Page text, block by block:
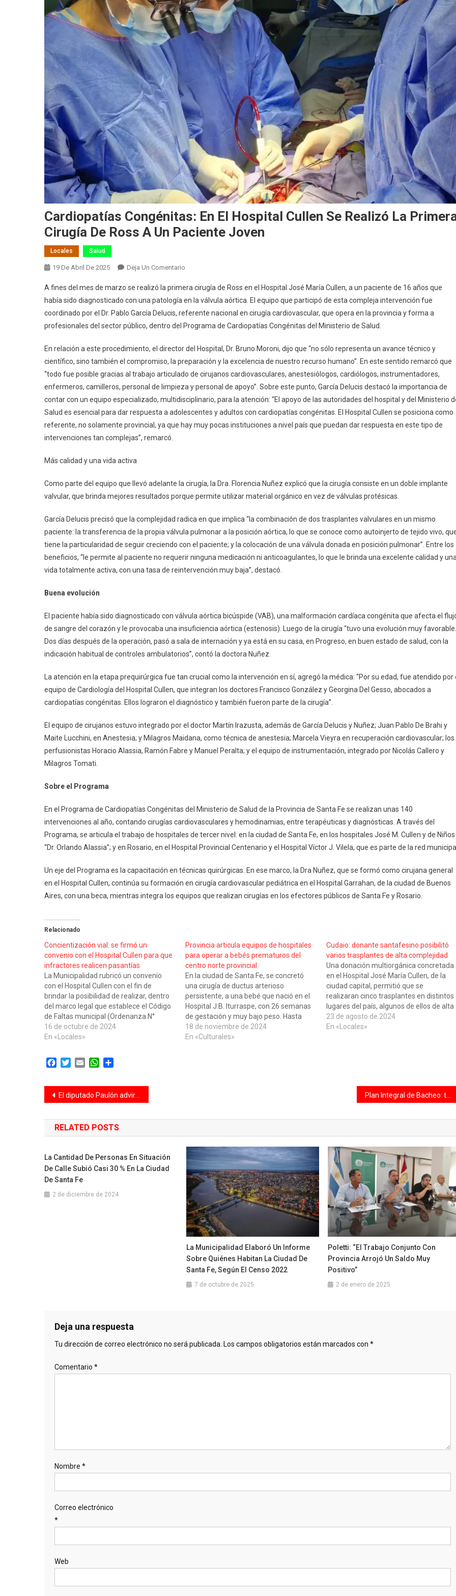
Cardiopatías Congénitas: En El Hospital Cullen Se Realizó La
Cirugía De Ross A Un Paciente Joven
Locales Salud
19 De Abril De 2025 Deja Un Comentario
Congénitas:
En
El
Hospital
Se
Realizó
La
Primera
Cirugía
A
A fines del mes de marzo se realizó la primera cirugía de Ross en el Hospital José María Cullen, a un paciente de 16 años que
había sido diagnosticado con una patología en la válvula aórtica. El equipo que participó de esta compleja intervención fue
coordinado por el Dr. Pablo García Delucis, referente nacional en cirugía cardiovascular, que opera en la provincia y forma a
profesionales del sector público, dentro del Programa de Cardiopatías Congénitas del Ministerio de Salud.
En relación a este procedimiento, el director del Hospital, Dr. Bruno Moroni, dijo que “no sólo representa un avance técnico y
científico, sino también el compromiso, la preparación y la excelencia de nuestro recurso humano”. En este sentido remarcó que
“todo fue posible gracias al trabajo articulado de cirujanos cardiovasculares, anestesiólogos, cardiólogos, instrumentadores,
enfermeros, camilleros, personal de limpieza y personal de apoyo”. Sobre este punto, García Delucis destacó la importancia de
contar con un equipo especializado, multidisciplinario, para la atención: “El apoyo de las autoridades del hospital y del Ministerio
Salud es esencial para dar respuesta a adolescentes y adultos con cardiopatías congénitas. El Hospital Cullen se posiciona como
referente, no solamente provincial, ya que hay muy pocas instituciones a nivel país que puedan dar respuesta en este tipo de
intervenciones tan complejas”, remarcó.
Más calidad y una vida activa
Como parte del equipo que llevó adelante la cirugía, la Dra. Florencia Nuñez explicó que la cirugía consiste en un doble implante
valvular, que brinda mejores resultados porque permite utilizar material orgánico en vez de válvulas protésicas.
García Delucis precisó que la complejidad radica en que implica “la combinación de dos trasplantes valvulares en un mismo
paciente: la transferencia de la propia válvula pulmonar a la posición aórtica, lo que se conoce como autoinjerto de tejido vivo,
tiene la particularidad de seguir creciendo con el paciente; y la colocación de una válvula donada en posición pulmonar”. Entre los
beneficios, “le permite al paciente no requerir ninguna medicación ni anticoagulantes, lo que le brinda una excelente calidad y
vida totalmente activa, con una tasa de reintervención muy baja”, destacó.
Buena evolución
El paciente había sido diagnosticado con válvula aórtica bicúspide (VAB), una malformación cardíaca congénita que afecta el
de sangre del corazón y le provocaba una insuficiencia aórtica (estenosis). Luego de la cirugía “tuvo una evolución muy favorable.
Dos días después de la operación, pasó a sala de internación y ya está en su casa, en Progreso, en buen estado de salud, con la
indicación habitual de controles ambulatorios”, contó la doctora Nuñez.
La atención en la etapa prequirúrgica fue tan crucial como la intervención en sí, agregó la médica: “Por su edad, fue atendido por
equipo de Cardiología del Hospital Cullen, que integran los doctores Francisco González y Georgina Del Gesso, abocados a
cardiopatías congénitas. Ellos lograron el diagnóstico y también fueron parte de la cirugía”.
El equipo de cirujanos estuvo integrado por el doctor Martín Irazusta, además de García Delucis y Nuñez; Juan Pablo De Brahi y
Maite Lucchini, en Anestesia; y Milagros Maidana, como técnica de anestesia; Marcela Vieyra en recuperación cardiovascular; los
perfusionistas Horacio Alassia, Ramón Fabre y Manuel Peralta; y el equipo de instrumentación, integrado por Nicolás Callero y
Milagros Tomati.
Sobre el Programa
En el Programa de Cardiopatías Congénitas del Ministerio de Salud de la Provincia de Santa Fe se realizan unas 140
intervenciones al año, contando cirugías cardiovasculares y hemodinamias, entre terapéuticas y diagnósticas. A través del
Programa, se articula el trabajo de hospitales de tercer nivel: en la ciudad de Santa Fe, en los hospitales José M. Cullen y de Niños
“Dr. Orlando Alassia”; y en Rosario, en el Hospital Provincial Centenario y el Hospital Víctor J. Vilela, que es parte de la red
Un eje del Programa es la capacitación en técnicas quirúrgicas. En ese marco, la Dra Nuñez, que se formó como cirujana general
en el Hospital Cullen, continúa su formación en cirugía cardiovascular pediátrica en el Hospital Garrahan, de la ciudad de Buenos
Aires, con una beca, mientras integra los equipos que realizan cirugías en los efectores públicos de Santa Fe y Rosario.
Relacionado
Concientización vial: se firmó un
convenio con el Hospital Cullen para que
infractores realicen pasantías
La Municipalidad rubricó un convenio
con el Hospital Cullen con el fin de
brindar la posibilidad de realizar, dentro
del marco legal que establece el Código
de Faltas municipal (Ordenanza N°
7881), pasantías y trabajos comunitarios
impuestos por los jueces de Faltas, con
consideradas graves. Es…
16 de octubre de 2024
En «Locales»
Provincia articula equipos de hospitales
para operar a bebés prematuros del
centro norte provincial
En la ciudad de Santa Fe, se concretó
una cirugía de ductus arterioso
persistente, a una bebé que nació en el
Hospital J.B. Iturraspe, con 26 semanas
de gestación y muy bajo peso. Hasta
ahora, la única manera de hacer este
tipo de intervenciones era trasladando a
18 de noviembre de 2024
En «Culturales»
Cudaio: donante santafesino posibilitó
varios trasplantes de alta complejidad
Una donación multiorgánica concretada
en el Hospital José María Cullen, de la
ciudad capital, permitió que se
realizaran cinco trasplantes en distintos
lugares del país, algunos de ellos de alta
complejidad. En el proceso se
ablacionaron el corazón, el páncreas, el
23 de agosto de 2024
En «Locales»
Facebook
TwitterEmail WhatsApp
Navegación
de
entradas
El diputado Paulón advirtió sobre una “estrategia global de estigmatización” contra el colectivo LGTBQ+
RELATED POSTS
La Cantidad De Personas En Situación
De Calle Subió Casi 30 % En La Ciudad
De Santa Fe
2 de diciembre de 2024
La Municipalidad Elaboró Un Informe
Sobre Quiénes Habitan La Ciudad De
Santa Fe, Según El Censo 2022
7 de octubre de 2025
Poletti: “El Trabajo Conjunto Con
Provincia Arrojó Un Saldo Muy
Positivo”
2 de enero de 2025
Deja una respuesta
Tu dirección de correo electrónico no será publicada. Los campos obligatorios están marcados con *
Comentario *
Nombre *
Correo electrónico
*
Web